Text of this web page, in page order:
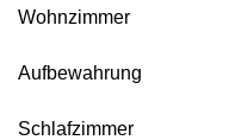
Wohnzimmer
Aufbewahrung
Schlafzimmer